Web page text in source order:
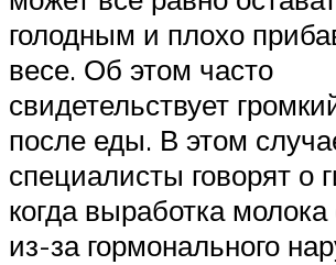
голодным и плохо
весе. Об этом часто
свидетельствует
после еды. В этом
специалисты говорят о
когда выработка
из-за гормонального